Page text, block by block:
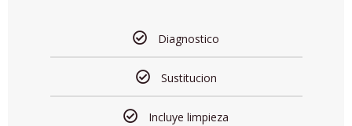
Diagnostico
Sustitucion
Incluye limpieza